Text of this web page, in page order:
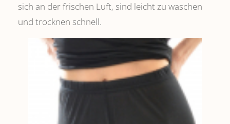
sich an der frischen Luft, sind leicht zu waschen
und trocknen schnell.